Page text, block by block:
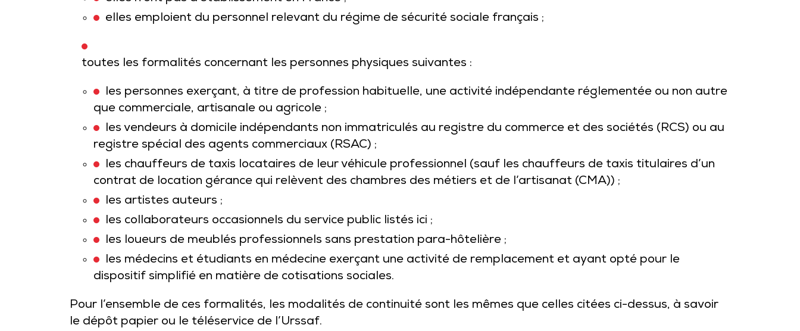
elles emploient du personnel relevant du régime de sécurité sociale français ;
toutes les formalités concernant les personnes physiques suivantes :
les personnes exerçant, à titre de profession habituelle, une activité indépendante réglementée ou non autre
que commerciale, artisanale ou agricole ;
les vendeurs à domicile indépendants non immatriculés au registre du commerce et des sociétés (RCS) ou au
registre spécial des agents commerciaux (RSAC) ;
les chauffeurs de taxis locataires de leur véhicule professionnel (sauf les chauffeurs de taxis titulaires d’un
contrat de location gérance qui relèvent des chambres des métiers et de l’artisanat (CMA)) ;
les artistes auteurs ;
les collaborateurs occasionnels du service public listés ici ;
les loueurs de meublés professionnels sans prestation para-hôtelière ;
les médecins et étudiants en médecine exerçant une activité de remplacement et ayant opté pour le
dispositif simplifié en matière de cotisations sociales.
Pour l’ensemble de ces formalités, les modalités de continuité sont les mêmes que celles citées ci-dessus, à savoir
le dépôt papier ou le téléservice de l’Urssaf.